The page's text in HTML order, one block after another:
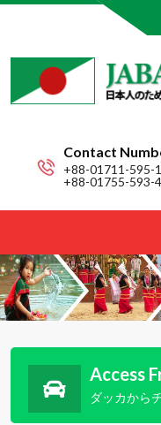
Contact
+88-01711-595-
+88-01755-593-
Access
ダッカから